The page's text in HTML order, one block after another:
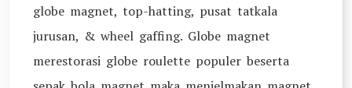
globe magnet, top-hatting, pusat tatkala
jurusan, & wheel gaffing. Globe magnet
merestorasi globe roulette populer beserta